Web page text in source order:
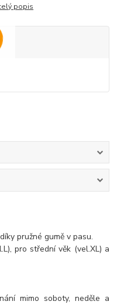
popis
pružné gumě v pasu.
pro střední věk (vel.XL) a
mimo soboty, neděle a